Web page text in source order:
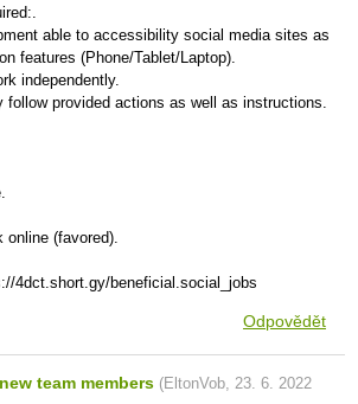
able to accessibility social media sites as
features (Phone/Tablet/Laptop).
independently.
follow provided actions as well as instructions.
online (favored).
4dct.short.gy/beneficial.social_jobs
Odpovědět
team members (EltonVob, 23. 6. 2022